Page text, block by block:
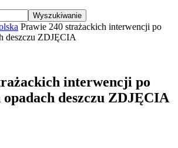
Prawie 240 strażackich interwencji po
deszczu ZDJĘCIA
interwencji po
deszczu ZDJĘCIA